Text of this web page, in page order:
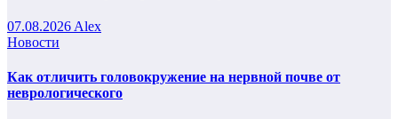
07.08.2026 Alex
Новости
Как отличить головокружение на нервной почве от
неврологического